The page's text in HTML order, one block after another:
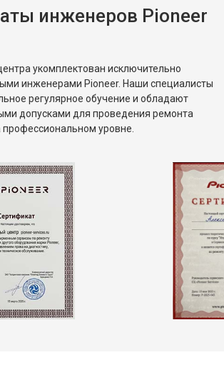
инженеров Pioneer
укомплектован исключительно
инженерами Pioneer. Наши специалисты
регулярное обучение и обладают
допусками для проведения ремонта
профессиональном уровне.